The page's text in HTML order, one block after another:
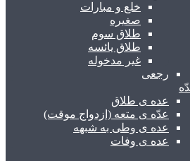
خلع و مبارات
صغیره
طلاق سوم
طلاق یائسه
غیر مدخوله
رجعی
عده ی طلاق
عدّه ی متعه (ازدواج موقت)
عده ی وطی به شبهه
عده ی وفات